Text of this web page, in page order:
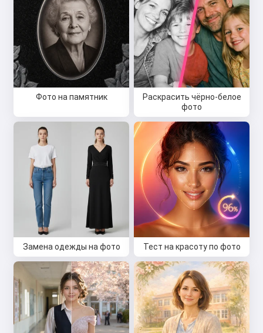
Фото на памятник
Раскрасить чёрно-белое
фото
Замена одежды на фото Тест на красоту по фото